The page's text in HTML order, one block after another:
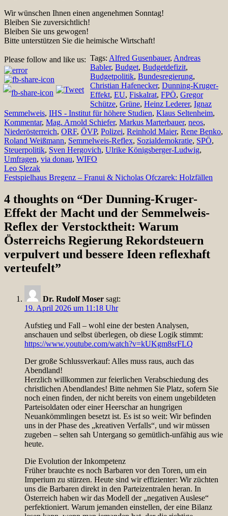
Wir wünschen Ihnen einen angenehmen Sonntag!
Bleiben Sie zuversichtlich!
Bleiben Sie uns gewogen!
Bitte unterstützen Sie die heimische Wirtschaft!
Please follow and like us: Tags: Alfred Gusenbauer, Andreas
Babler, Budget, Budgetdefizit,
Budgetpolitik, Bundesregierung,
Christian Hafenecker, Dunning-Kruger-
Effekt, EU, Fiskalrat, FPÖ, Gregor
Schütze, Grüne, Heinz Lederer, Ignaz
Semmelweis, IHS - Institut für höhere Studien, Klaus Seltenheim,
Kommentar, Mag. Arnold Schiefer, Markus Marterbauer, neos,
Niederösterreich, ORF, ÖVP, Polizei, Reinhold Maier, Rene Benko,
Roland Weißmann, Semmelweis-Reflex, Sozialdemokratie, SPÖ,
Steuerpolitik, Sven Hergovich, Ulrike Königsberger-Ludwig,
Umfragen, via donau, WIFO
Beitragsnavigation
Leo Slezak
Festspielhaus Bregenz – Franui & Nicholas Ofczarek: Holzfällen
4 thoughts on “Der Dunning-Kruger-
Effekt der Macht und der Semmelweis-
Reflex der Verstocktheit: Warum
Österreichs Regierung Rekordsteuern
verpulvert und bessere Ideen reflexhaft
verteufelt”
Dr. Rudolf Moser sagt:
19. April 2026 um 11:18 Uhr
Aufstieg und Fall – wohl eine der besten Analysen,
anschauen und selbst überlegen, ob diese Logik stimmt:
https://www.youtube.com/watch?v=kUKgm8srFLQ
Der große Schlussverkauf: Alles muss raus, auch das
Abendland!
Herzlich willkommen zur feierlichen Verabschiedung des
christlichen Abendlandes! Bitte nehmen Sie Platz, sofern Sie
noch einen finden, der nicht bereits von einem ungebildeten
Parteisoldaten oder einer Heerschar an hungrigen
Neuankömmlingen besetzt ist. Es ist so weit: Wir befinden
uns in der Phase des „kreativen Verfalls“, und wir müssen
zugeben – selten sah Untergang so gemütlich-unfähig aus wie
heute.
Die Evolution der Inkompetenz
Früher brauchte es noch Barbaren vor den Toren, um ein
Imperium zu stürzen. Heute sind wir effizienter: Wir züchten
uns die Barbaren direkt in den Parteizentralen heran. In
Österreich haben wir das Modell der „negativen Auslese“
perfektioniert. Warum jemanden einstellen, der eine Bilanz